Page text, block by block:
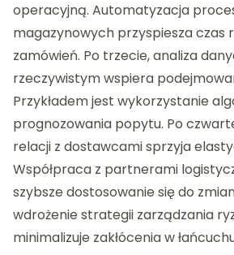
operacyjną. Automatyzacja
magazynowych przyspiesza czas
zamówień. Po trzecie, analiza
rzeczywistym wspiera
Przykładem jest wykorzystanie
prognozowania popytu. Po
relacji z dostawcami sprzyja
Współpraca z partnerami
szybsze dostosowanie się do
wdrożenie strategii zarządzania
minimalizuje zakłócenia w